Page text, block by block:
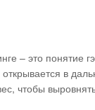
– это понятие
в
чтобы